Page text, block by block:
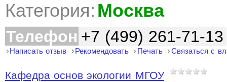
Категория: Москва
Телефон +7 (499) 261-71-13
Написать отзыв Рекомендовать Печать Связаться с
Кафедра основ экологии МГОУ